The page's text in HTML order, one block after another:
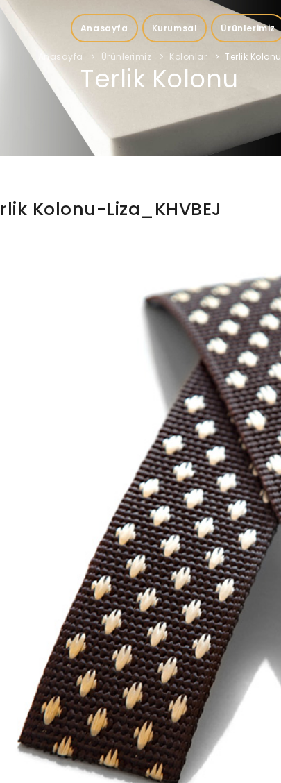
Anasayfa Kurumsal Ürünlerimiz
Anasayfa Ürünlerimiz Kolonlar Terlik Kolonu
Terlik Kolonu
Kolonu-Liza_KHVBEJ